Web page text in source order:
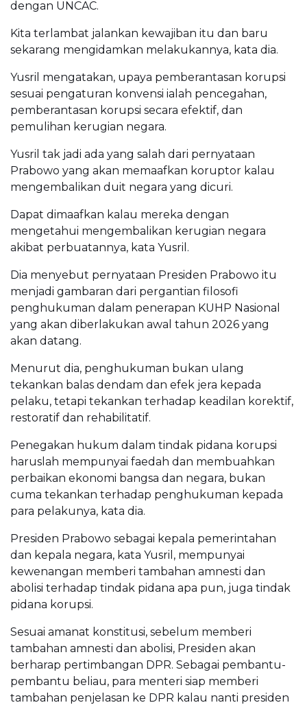
dengan UNCAC.
Kita terlambat jalankan kewajiban itu dan baru
sekarang mengidamkan melakukannya, kata dia.
Yusril mengatakan, upaya pemberantasan korupsi
sesuai pengaturan konvensi ialah pencegahan,
pemberantasan korupsi secara efektif, dan
pemulihan kerugian negara.
Yusril tak jadi ada yang salah dari pernyataan
Prabowo yang akan memaafkan koruptor kalau
mengembalikan duit negara yang dicuri.
Dapat dimaafkan kalau mereka dengan
mengetahui mengembalikan kerugian negara
akibat perbuatannya, kata Yusril.
Dia menyebut pernyataan Presiden Prabowo itu
menjadi gambaran dari pergantian filosofi
penghukuman dalam penerapan KUHP Nasional
yang akan diberlakukan awal tahun 2026 yang
akan datang.
Menurut dia, penghukuman bukan ulang
tekankan balas dendam dan efek jera kepada
pelaku, tetapi tekankan terhadap keadilan korektif,
restoratif dan rehabilitatif.
Penegakan hukum dalam tindak pidana korupsi
haruslah mempunyai faedah dan membuahkan
perbaikan ekonomi bangsa dan negara, bukan
cuma tekankan terhadap penghukuman kepada
para pelakunya, kata dia.
Presiden Prabowo sebagai kepala pemerintahan
dan kepala negara, kata Yusril, mempunyai
kewenangan memberi tambahan amnesti dan
abolisi terhadap tindak pidana apa pun, juga tindak
pidana korupsi.
Sesuai amanat konstitusi, sebelum memberi
tambahan amnesti dan abolisi, Presiden akan
berharap pertimbangan DPR. Sebagai pembantu-
pembantu beliau, para menteri siap memberi
tambahan penjelasan ke DPR kalau nanti presiden